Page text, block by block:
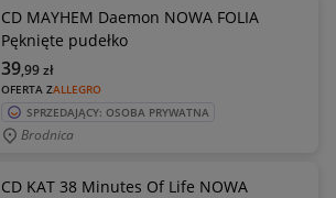
CD MAYHEM Daemon NOWA FOLIA
Pęknięte pudełko
OFERTA ZALLEGRO
39,99zł
SPRZEDAJĄCY: OSOBA PRYWATNA
Brodnica
CD KAT 38 Minutes Of Life NOWA